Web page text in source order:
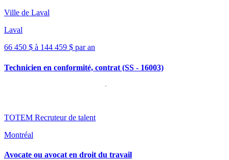
Ville de Laval
Laval
66 450 $ à 144 459 $ par an
Technicien en conformité, contrat (SS - 16003)
TOTEM Recruteur de talent
Montréal
Avocate ou avocat en droit du travail